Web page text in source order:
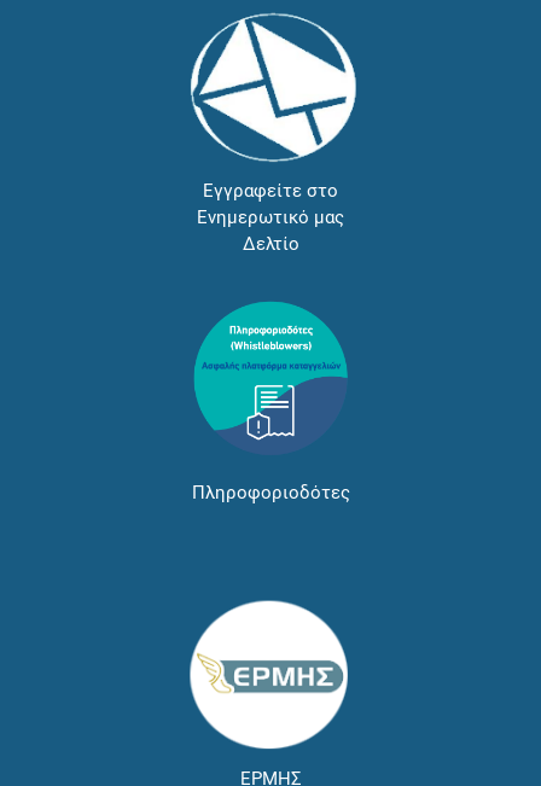
Εγγραφείτε στο
Ενημερωτικό μας
Δελτίο
Πληροφοριοδότες
ΕΡΜΗΣ